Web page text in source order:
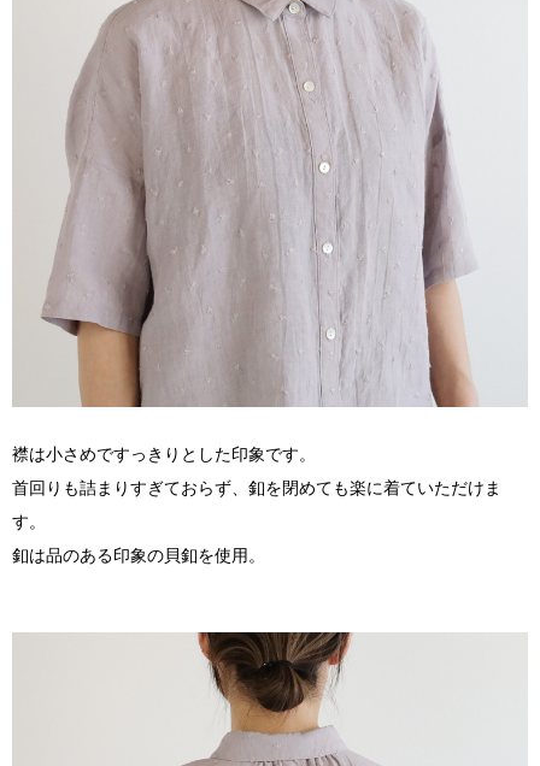
襟は小さめですっきりとした印象です。
首回りも詰まりすぎておらず、釦を閉めても楽に着ていただけま
す。
釦は品のある印象の貝釦を使用。